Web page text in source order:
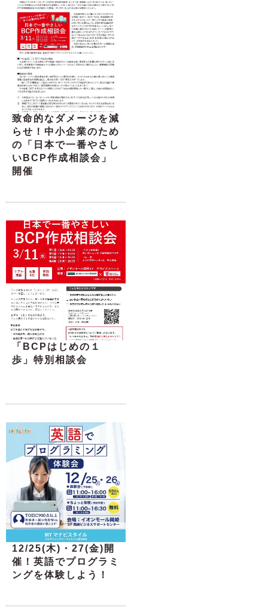
致命的なダメージを減
らせ！中小企業のため
の「日本で一番やさし
いBCP作成相談会」
開催
「BCPはじめの１
歩」特別相談会
12/25(木)・27(金)開
催！英語でプログラミ
ングを体験しよう！